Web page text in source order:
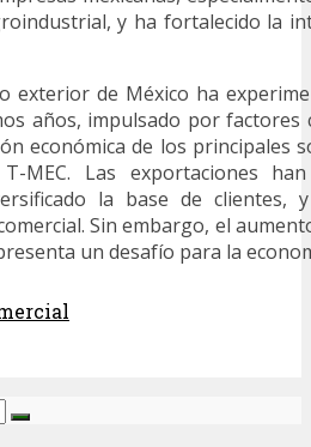
y ha fortalecido la
exterior de México ha
años, impulsado por factores
económica de los principales
MEC. Las exportaciones
la base de clientes,
Sin embargo, el
un desafío para la